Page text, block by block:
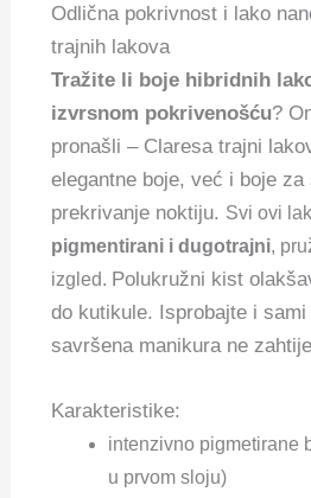
Odlična pokrivnost i lako
trajnih lakova
Tražite li boje hibridnih
izvrsnom pokrivenošću?
pronašli – Claresa trajni
elegantne boje, već i boje za
prekrivanje noktiju. Svi ovi
pigmentirani i dugotrajni,
izgled. Polukružni kist
do kutikule. Isprobajte i
savršena manikura ne
Karakteristike:
intenzivno pigmetirane
u prvom sloju)